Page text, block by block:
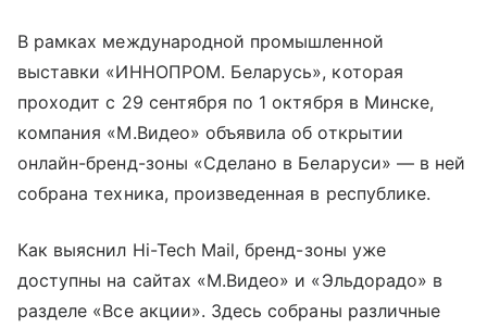
В рамках международной промышленной
выставки «ИННОПРОМ. Беларусь», которая
проходит с 29 сентября по 1 октября в Минске,
компания «М.Видео» объявила об открытии
онлайн-бренд-зоны «Сделано в Беларуси» — в ней
собрана техника, произведенная в республике.
Как выяснил Hi-Tech Mail, бренд-зоны уже
доступны на сайтах «М.Видео» и «Эльдорадо» в
разделе «Все акции». Здесь собраны различные